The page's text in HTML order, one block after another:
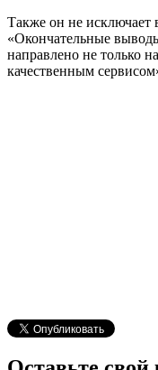
Также он не исключает
«Окончательные
направлено не только
качественным